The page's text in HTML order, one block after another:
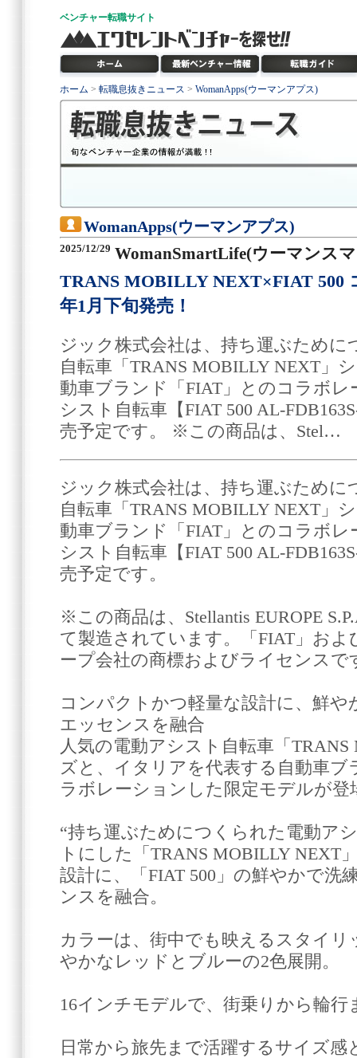
ベンチャー転職サイト
ホーム > 転職息抜きニュース > WomanApps(ウーマンアプス)
WomanApps(ウーマンアプス)
2025/12/29 WomanSmartLife(ウーマンス
TRANS MOBILLY NEXT×FIAT 500
年1月下旬発売！
ジック株式会社は、持ち運ぶため
自転車「TRANS MOBILLY NEXT」
動車ブランド「FIAT」とのコラボ
シスト自転車【FIAT 500 AL-
売予定です。 ※この商品は、Stel…
ジック株式会社は、持ち運ぶため
自転車「TRANS MOBILLY NEXT」
動車ブランド「FIAT」とのコラボ
シスト自転車【FIAT 500 AL-
売予定です。
※この商品は、Stellantis EUROPE
て製造されています。「FIAT」およ
ープ会社の商標およびライセンスで
コンパクトかつ軽量な設計に、鮮
エッセンスを融合
人気の電動アシスト自転車「
ズと、イタリアを代表する自動車ブ
ラボレーションした限定モデルが登
“持ち運ぶためにつくられた電動ア
トにした「TRANS MOBILLY NEXT
設計に、「FIAT 500」の鮮やかで洗
ンスを融合。
カラーは、街中でも映えるスタイ
やかなレッドとブルーの2色展開。
16インチモデルで、街乗りから輪行
日常から旅先まで活躍するサイズ感